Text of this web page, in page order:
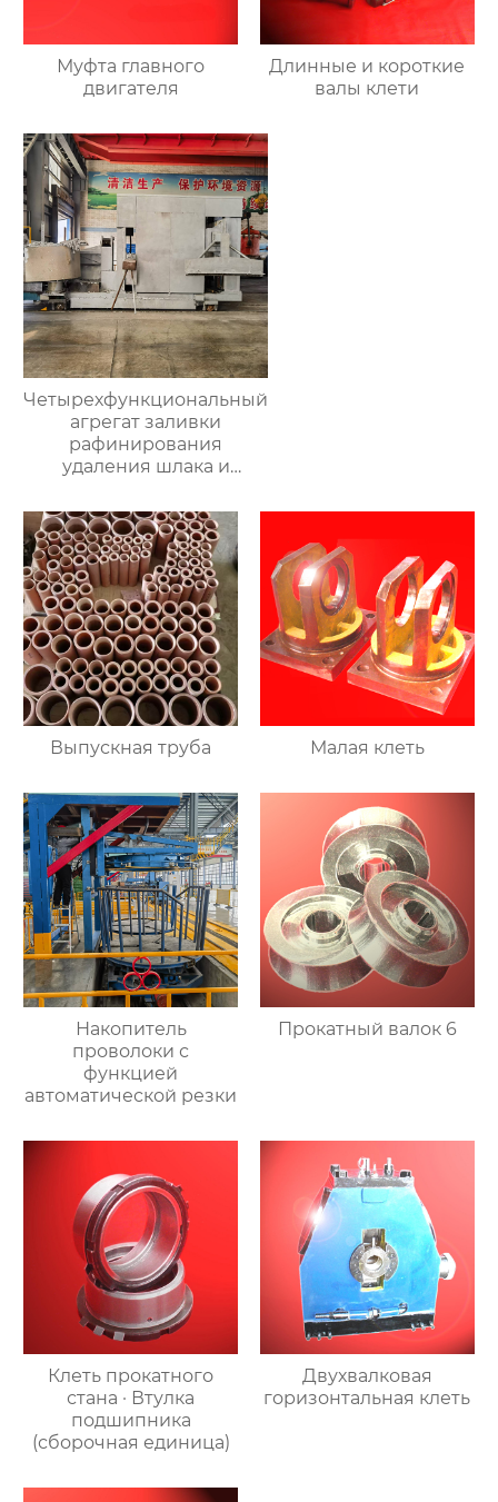
Муфта главного
двигателя
Длинные и короткие
валы клети
Четырехфункциональный
агрегат заливки
рафинирования
удаления шлака и
Выпускная труба Малая клеть
Накопитель
проволоки с
функцией
автоматической резки
Прокатный валок 6
Клеть прокатного
стана · Втулка
подшипника
(сборочная единица)
Двухвалковая
горизонтальная клеть